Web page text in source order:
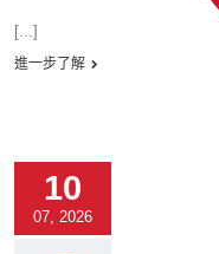
[...]
進一步了解
10
07, 2026